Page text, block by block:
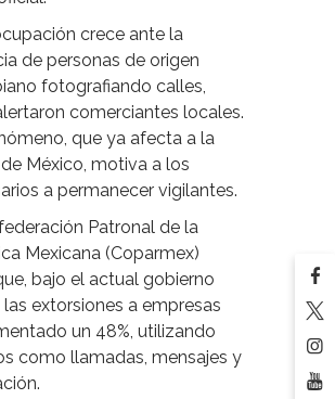
crece ante la
de personas de origen
fotografiando calles,
comerciantes locales.
que ya afecta a la
México, motiva a los
a permanecer vigilantes.
Patronal de la
Mexicana (Coparmex)
bajo el actual gobierno
extorsiones a empresas
un 48%, utilizando
como llamadas, mensajes y